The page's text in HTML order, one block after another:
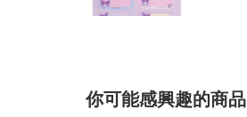
你可能感興趣的商品